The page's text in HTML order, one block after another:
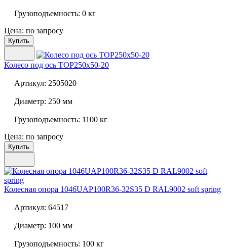
Грузоподъемность: 0 кг
Цена: по запросу
Купить
Колесо под ось TOP250x50-20
Артикул: 2505020
Диаметр: 250 мм
Грузоподъемность: 1100 кг
Цена: по запросу
Купить
Колесная опора 1046UAP100R36-32S35 D RAL9002 soft spring
Артикул: 64517
Диаметр: 100 мм
Грузоподъемность: 100 кг